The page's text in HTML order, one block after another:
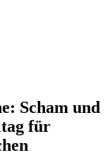
Scham und
für